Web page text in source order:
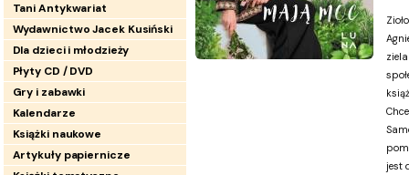
Tani Antykwariat
Wydawnictwo Jacek Kusiński
Dla dzieci i młodzieży
Płyty CD / DVD
Gry i zabawki
Kalendarze
Książki naukowe
Artykuły papiernicze
jest